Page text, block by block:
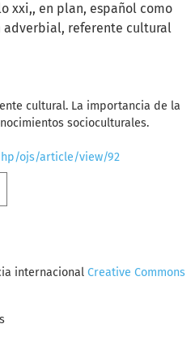
xxi, en plan español como
adverbial referente cultural
cultural. La importancia de la
socioculturales.
ojs/article/view/92
internacional Creative Commons